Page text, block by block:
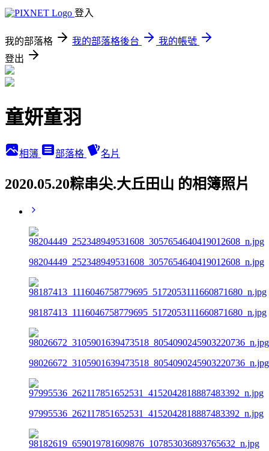
登入
我的部落格 我的部落格後台
我的帳號
登出
童妍童羽
相簿 部落格 名片
2020.05.20粽串尖.大丘田山 的相簿照片
98204449_252348949531608_3057654640419012608_n.jpg
98187413_1116046758779695_5172053111660871680_n.jpg
98026672_3105901639473518_8054090245903220736_n.jpg
97995536_262117851652531_4152042818887483392_n.jpg